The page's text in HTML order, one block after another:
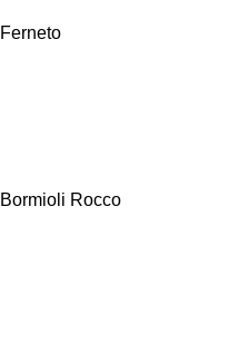
Ferneto
Bormioli Rocco